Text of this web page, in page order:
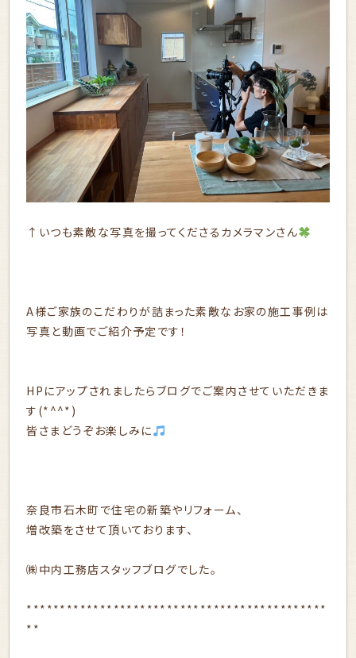
↑いつも素敵な写真を撮ってくださるカメラマンさん
A様ご家族のこだわりが詰まった素敵なお家の施工事例は
写真と動画でご紹介予定です！
HPにアップされましたらブログでご案内させていただきま
す(*^^*)
皆さまどうぞお楽しみに
奈良市石木町で住宅の新築やリフォーム、
増改築をさせて頂いております、
㈱中内工務店スタッフブログでした。
*********************************************
**